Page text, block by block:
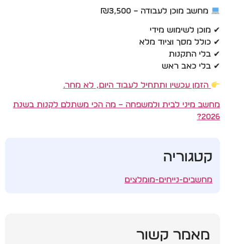
מחשב מוכן לעבודה – ₪3,500
✔ מוכן לשימוש מידי
✔ כולל מסך וציוד מלא
✔ בלי התקנות
✔ בלי כאב ראש
הזמן עכשיו ותתחיל לעבוד היום, לא מחר.
מחשב מיני לבית ולמשפחה – מה הכי משתלם לקנות בשנת
2026?
קטגוריה
מחשבים-נייחים-מומלצים
מאמר קשור